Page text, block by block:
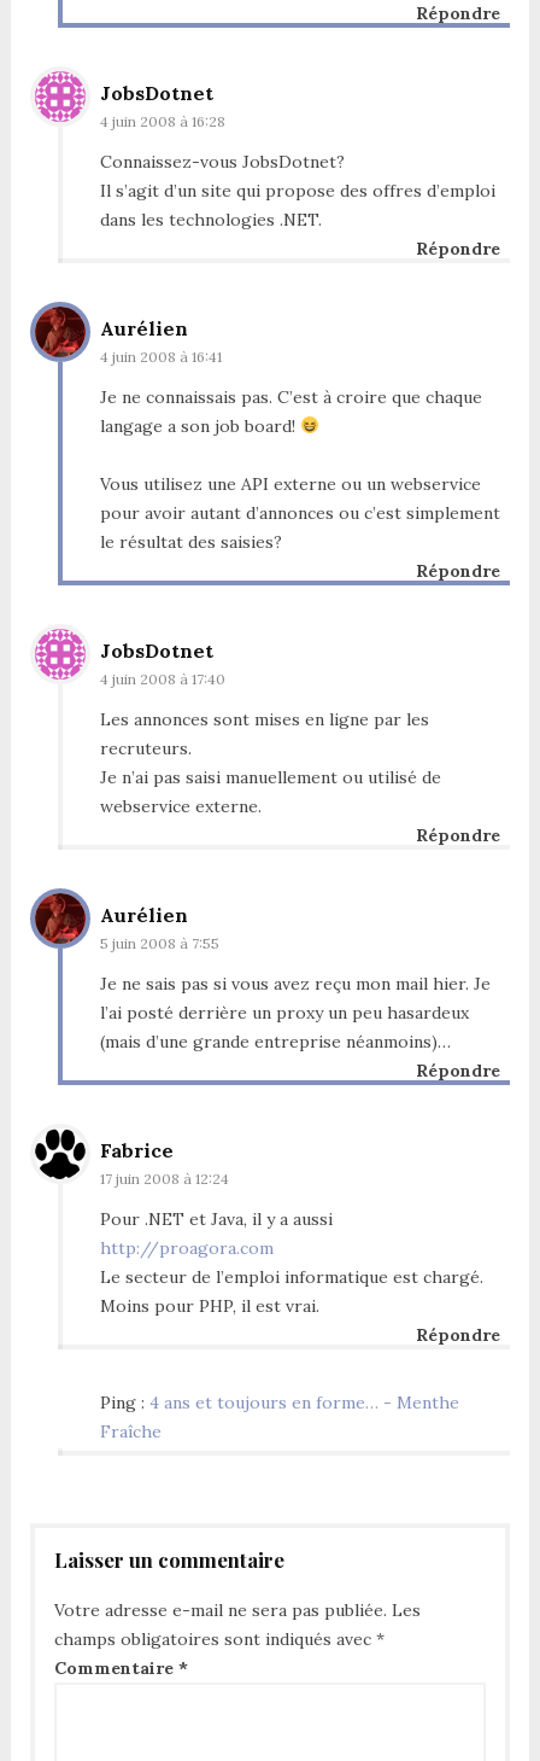
Répondre
JobsDotnet
4 juin 2008 à 16:28
Connaissez-vous JobsDotnet?
Il s’agit d’un site qui propose des offres d’emploi
dans les technologies .NET.
Répondre
Aurélien
4 juin 2008 à 16:41
Je ne connaissais pas. C’est à croire que chaque
langage a son job board!
Vous utilisez une API externe ou un webservice
pour avoir autant d’annonces ou c’est simplement
le résultat des saisies?
Répondre
JobsDotnet
4 juin 2008 à 17:40
Les annonces sont mises en ligne par les
recruteurs.
Je n’ai pas saisi manuellement ou utilisé de
webservice externe.
Répondre
Aurélien
5 juin 2008 à 7:55
Je ne sais pas si vous avez reçu mon mail hier. Je
l’ai posté derrière un proxy un peu hasardeux
(mais d’une grande entreprise néanmoins)…
Répondre
Fabrice
17 juin 2008 à 12:24
Pour .NET et Java, il y a aussi
http://proagora.com
Le secteur de l’emploi informatique est chargé.
Moins pour PHP, il est vrai.
Répondre
Ping : 4 ans et toujours en forme… - Menthe
Fraîche
Laisser un commentaire
Votre adresse e-mail ne sera pas publiée. Les
champs obligatoires sont indiqués avec *
Commentaire *